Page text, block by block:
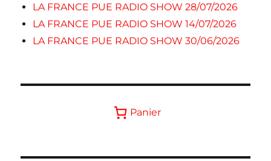
LA FRANCE PUE RADIO SHOW 28/07/2026
LA FRANCE PUE RADIO SHOW 14/07/2026
LA FRANCE PUE RADIO SHOW 30/06/2026
Panier